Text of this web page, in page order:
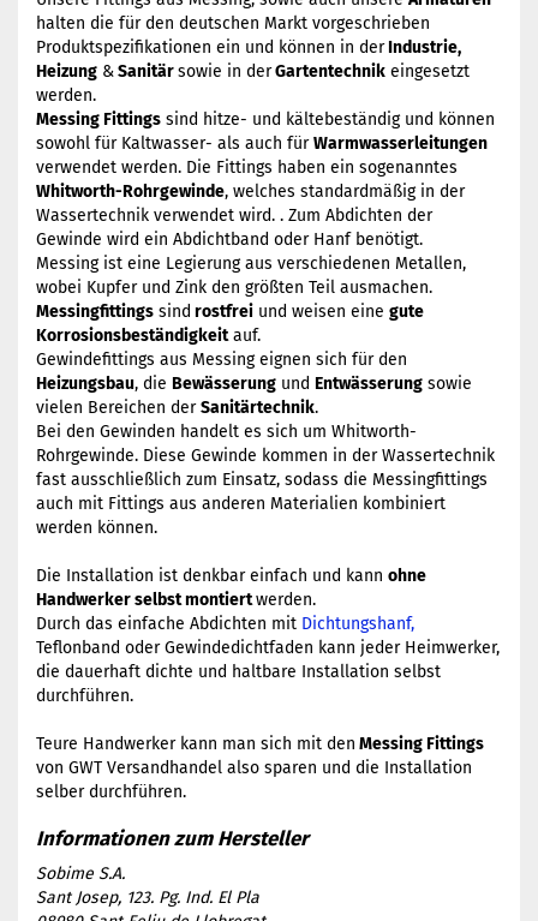
halten die für den deutschen Markt vorgeschrieben
Produktspezifikationen ein und können in derIndustrie,
Heizung &Sanitärsowie in derGartentechnik eingesetzt
werden.
Messing Fittings sind hitze- und kältebeständig und können
sowohl für Kaltwasser- als auch fürWarmwasserleitungen
verwendet werden. Die Fittings haben ein sogenanntes
Whitworth-Rohrgewinde, welches standardmäßig in der
Wassertechnik verwendet wird. . Zum Abdichten der
Gewinde wird ein Abdichtband oder Hanf benötigt.
Messing ist eine Legierung aus verschiedenen Metallen,
wobei Kupfer und Zink den größten Teil ausmachen.
Messingfittings sind rostfrei und weisen eine gute
Korrosionsbeständigkeitauf.
Gewindefittings aus Messing eignen sich für den
Heizungsbau, die Bewässerung und Entwässerung sowie
vielen Bereichen derSanitärtechnik.
Bei den Gewinden handelt es sich um Whitworth-
Rohrgewinde. Diese Gewinde kommen in der Wassertechnik
fast ausschließlich zum Einsatz, sodass die Messingfittings
auch mit Fittings aus anderen Materialien kombiniert
werden können.
Die Installation ist denkbar einfach und kann ohne
Handwerker selbst montiertwerden.
Durch das einfache Abdichten mit Dichtungshanf,
Teflonband oder Gewindedichtfaden kann jeder Heimwerker,
die dauerhaft dichte und haltbare Installation selbst
durchführen.
​Teure Handwerker kann man sich mit den Messing Fittings
von GWT Versandhandel also sparen und die Installation
selber durchführen.
Sobime S.A.
Sant Josep, 123. Pg. Ind. El Pla